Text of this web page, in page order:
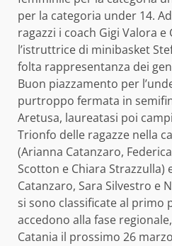
per la categoria under 14.
ragazzi i coach Gigi Valora e
l’istruttrice di minibasket
folta rappresentanza dei
Buon piazzamento per
purtroppo fermata in
Aretusa, laureatasi poi
Trionfo delle ragazze nella
(Arianna Catanzaro,
Scotton e Chiara Strazzulla)
Catanzaro, Sara Silvestro e
si sono classificate al primo
accedono alla fase
Catania il prossimo 26